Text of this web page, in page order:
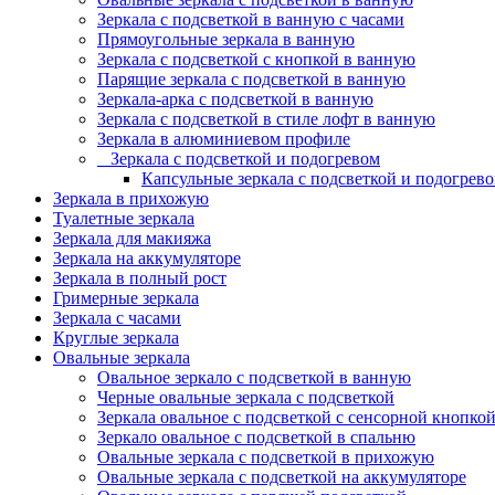
Зеркала с подсветкой в ванную с часами
Прямоугольные зеркала в ванную
Зеркала с подсветкой с кнопкой в ванную
Парящие зеркала с подсветкой в ванную
Зеркала-арка с подсветкой в ванную
Зеркала с подсветкой в стиле лофт в ванную
Зеркала в алюминиевом профиле
Зеркала с подсветкой и подогревом
Капсульные зеркала с подсветкой и
Зеркала в прихожую
Туалетные зеркала
Зеркала для макияжа
Зеркала на аккумуляторе
Зеркала в полный рост
Гримерные зеркала
Зеркала с часами
Круглые зеркала
Овальные зеркала
Овальное зеркало с подсветкой в ванную
Черные овальные зеркала с подсветкой
Зеркала овальное с подсветкой с сенсорной кнопкой
Зеркало овальное с подсветкой в спальню
Овальные зеркала с подсветкой в прихожую
Овальные зеркала с подсветкой на аккумуляторе